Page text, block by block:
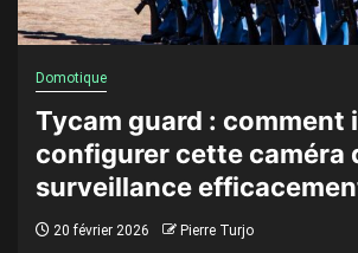
Domotique
Tycam guard : comment
configurer cette caméra
surveillance
20 février 2026 Pierre Turjo